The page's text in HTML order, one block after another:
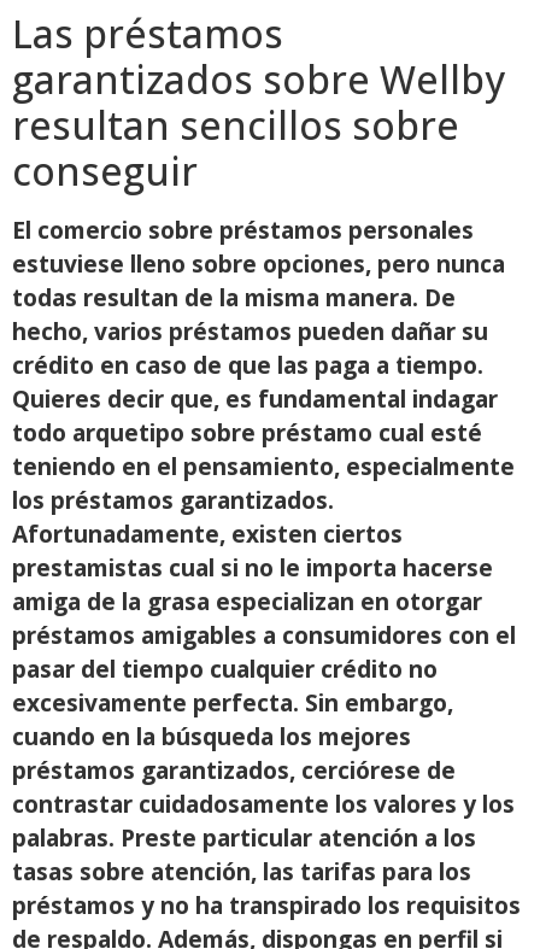
Las préstamos
garantizados sobre Wellby
resultan sencillos sobre
conseguir
El comercio sobre préstamos personales
estuviese lleno sobre opciones, pero nunca
todas resultan de la misma manera. De
hecho, varios préstamos pueden dañar su
crédito en caso de que las paga a tiempo.
Quieres decir que, es fundamental indagar
todo arquetipo sobre préstamo cual esté
teniendo en el pensamiento, especialmente
los préstamos garantizados.
Afortunadamente, existen ciertos
prestamistas cual si no le importa hacerse
amiga de la grasa especializan en otorgar
préstamos amigables a consumidores con el
pasar del tiempo cualquier crédito no
excesivamente perfecta. Sin embargo,
cuando en la búsqueda los mejores
préstamos garantizados, cerciórese de
contrastar cuidadosamente los valores y los
palabras. Preste particular atención a los
tasas sobre atención, las tarifas para los
préstamos y no ha transpirado los requisitos
de respaldo. Además, dispongas en perfil si